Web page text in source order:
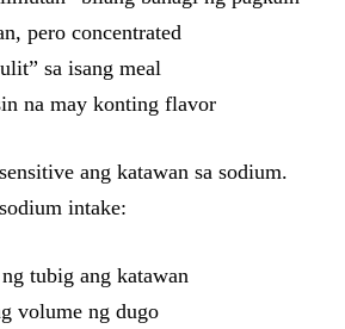
pero concentrated
sa isang meal
na may konting flavor
ang katawan sa sodium.
intake:
tubig ang katawan
volume ng dugo